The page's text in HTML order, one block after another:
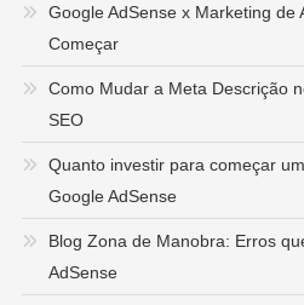
Google AdSense x Marketing de
Começar
Como Mudar a Meta Descrição
SEO
Quanto investir para começar
Google AdSense
Blog Zona de Manobra: Erros
AdSense